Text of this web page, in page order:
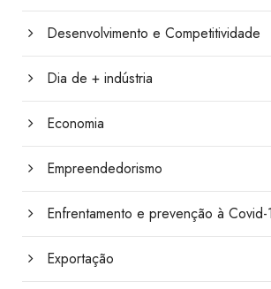
Desenvolvimento e Competitividade
Dia de + indústria
Economia
Empreendedorismo
Enfrentamento e prevenção à Covid-
Exportação